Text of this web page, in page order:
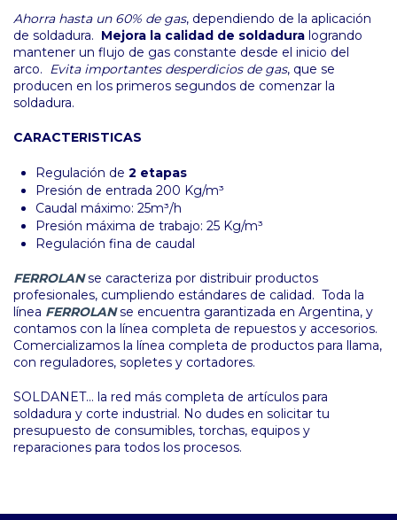
Ahorra hasta un 60% de gas, dependiendo de la aplicación
de soldadura. Mejora la calidad de soldadura logrando
mantener un flujo de gas constante desde el inicio del
arco.
Evita importantes desperdicios de gas, que se
producen en los primeros segundos de comenzar la
soldadura.
CARACTERISTICAS
Regulación de 2 etapas
Presión de entrada 200 Kg/m³
Caudal máximo: 25m³/h
Presión máxima de trabajo: 25 Kg/m³
Regulación fina de caudal
FERROLANse caracteriza por distribuir productos
profesionales, cumpliendo estándares de calidad. Toda la
línea FERROLANse encuentra garantizada en Argentina, y
contamos con la línea completa de repuestos y accesorios.
Comercializamos la línea completa de productos para llama,
con reguladores, sopletes y cortadores.
SOLDANET... la red más completa de artículos para
soldadura y corte industrial. No dudes en solicitar tu
presupuesto de consumibles, torchas, equipos y
reparaciones para todos los procesos.